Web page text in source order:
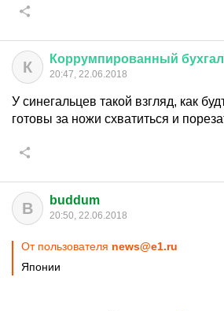
К Коррумпированный
20:47, 22.06.2018
У синегальцев такой взгляд, как
готовы за ножи схватиться и
B buddum
20:50, 22.06.2018
От пользователя news@e1.ru
Японии